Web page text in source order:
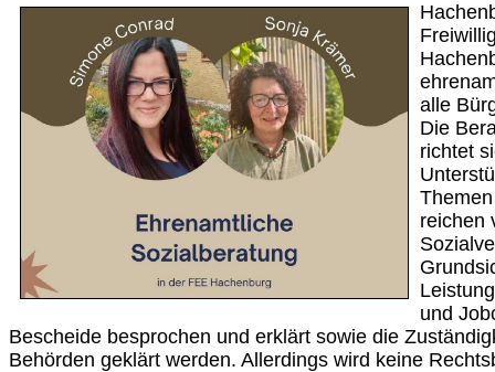
alle
Die
richtet
reichen
und
Bescheide besprochen und erklärt sowie die
Behörden geklärt werden. Allerdings wird keine